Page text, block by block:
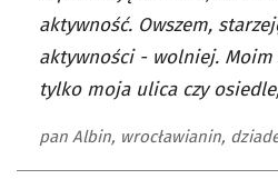
aktywność. Owszem,
aktywności - wolniej.
tylko moja ulica czy osiedle,
pan Albin, wrocławianin,